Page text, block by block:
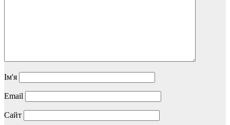
Ім'я
Email
Сайт